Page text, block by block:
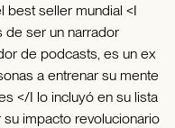
best seller mundial <I
de ser un narrador
de podcasts, es un ex
a entrenar su mente
</I lo incluyó en su lista
impacto revolucionario